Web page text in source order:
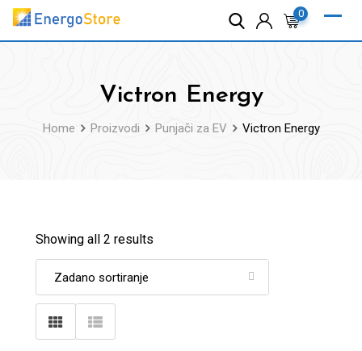
Skip
0
Victron Energy
Home Proizvodi Punjači za EV Victron Energy
Showing all 2 results